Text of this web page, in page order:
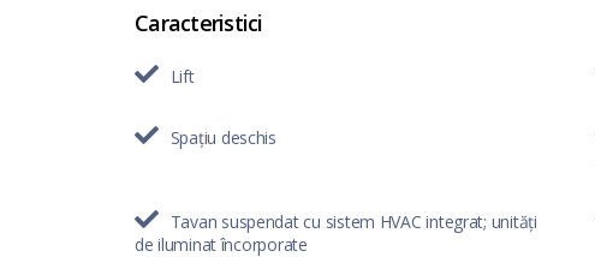
Caracteristici
Lift
Spațiu deschis
Tavan suspendat cu sistem HVAC integrat; unități
de iluminat încorporate